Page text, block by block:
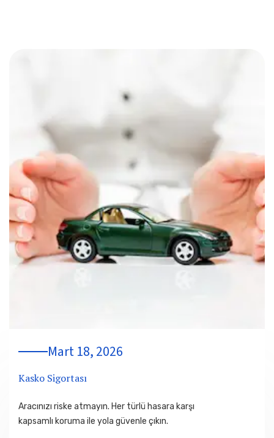
Mart 18, 2026
Kasko Sigortası
Aracınızı riske atmayın. Her türlü hasara karşı
kapsamlı koruma ile yola güvenle çıkın.